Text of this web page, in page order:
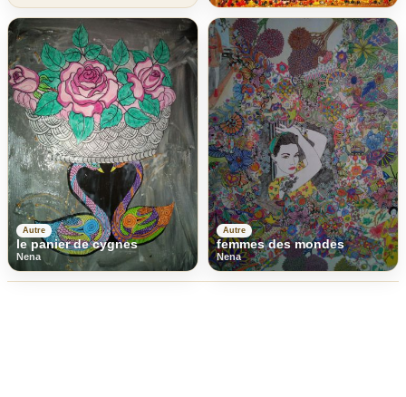
Autre
le panier de cygnes
Nena
Autre
femmes des mondes
Nena